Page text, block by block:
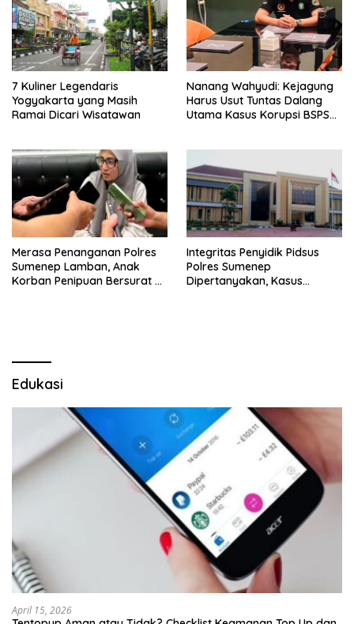
7 Kuliner Legendaris
Yogyakarta yang Masih
Ramai Dicari Wisatawan
Nanang Wahyudi: Kejagung
Harus Usut Tuntas Dalang
Utama Kasus Korupsi BSPS
Merasa Penanganan Polres
Sumenep Lamban, Anak
Korban Penipuan Bersurat ke
Integritas Penyidik Pidsus
Polres Sumenep
Dipertanyakan, Kasus
Edukasi
April 15, 2026